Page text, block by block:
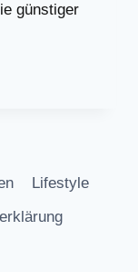
günstiger
Lifestyle